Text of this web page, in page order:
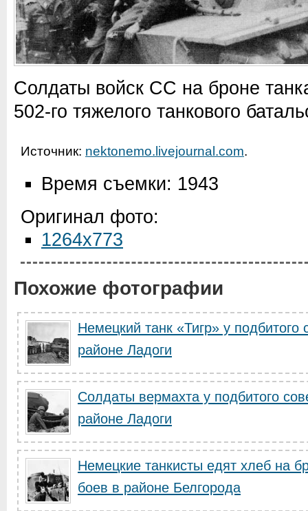
Солдаты войск СС на броне
502-го тяжелого танкового
Источник: nektonemo.livejournal.com.
Время съемки: 1943
Оригинал фото:
1264x773
Похожие фотографии
Немецкий танк «Тигр» у подбитого
районе Ладоги
Солдаты вермахта у подбитого
районе Ладоги
Немецкие танкисты едят хлеб на
боев в районе Белгорода